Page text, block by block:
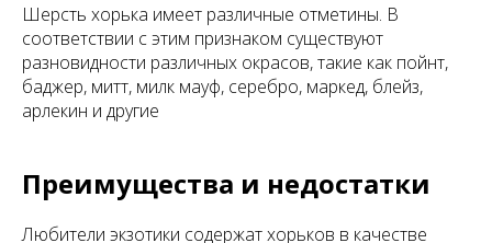
Шерсть хорька имеет различные отметины. В
соответствии с этим признаком существуют
разновидности различных окрасов, такие как пойнт,
баджер, митт, милк мауф, серебро, маркед, блейз,
арлекин и другие
Преимущества и недостатки
Любители экзотики содержат хорьков в качестве